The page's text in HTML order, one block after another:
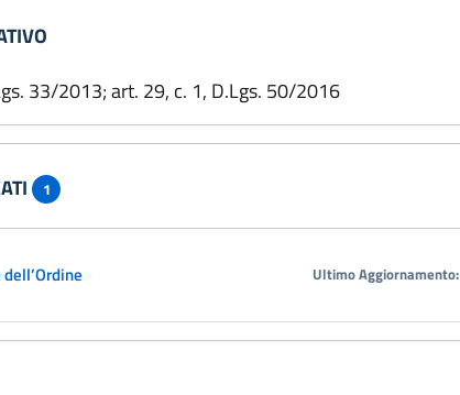
33/2013; art. 29, c. 1, D.Lgs. 50/2016
1
Ultimo Aggiornamento: